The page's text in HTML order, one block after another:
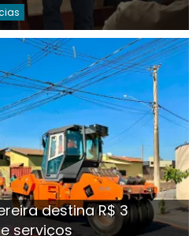
destina R$ 3
serviços